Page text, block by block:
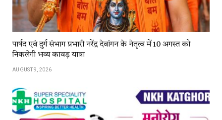
पार्षद एवं दुर्ग संभाग प्रभारी नरेंद्र देवांगन के नेतृत्व में 10 अगस्त को
निकलेगी भव्य कावड़ यात्रा
AUGUST 9, 2026